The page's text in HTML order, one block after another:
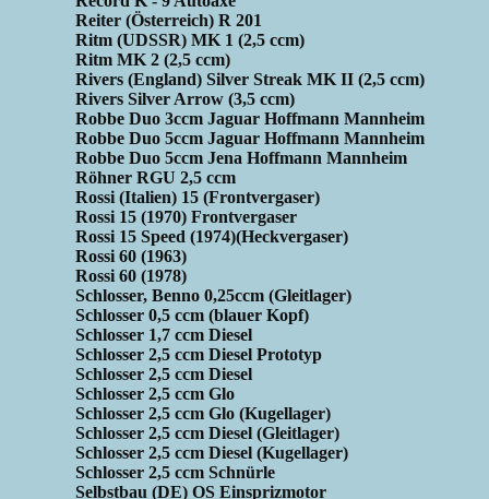
Reiter (Österreich) R 201
Ritm (UDSSR) MK 1 (2,5 ccm)
Ritm MK 2 (2,5 ccm)
Rivers (England) Silver Streak MK II (2,5 ccm)
Rivers Silver Arrow (3,5 ccm)
Robbe Duo 3ccm Jaguar Hoffmann Mannheim
Robbe Duo 5ccm Jaguar Hoffmann Mannheim
Robbe Duo 5ccm Jena Hoffmann Mannheim
Röhner RGU 2,5 ccm
Rossi (Italien) 15 (Frontvergaser)
Rossi 15 (1970) Frontvergaser
Rossi 15 Speed (1974)(Heckvergaser)
Rossi 60 (1963)
Rossi 60 (1978)
Schlosser, Benno 0,25ccm (Gleitlager)
Schlosser 0,5 ccm (blauer Kopf)
Schlosser 1,7 ccm Diesel
Schlosser 2,5 ccm Diesel Prototyp
Schlosser 2,5 ccm Diesel
Schlosser 2,5 ccm Glo
Schlosser 2,5 ccm Glo (Kugellager)
Schlosser 2,5 ccm Diesel (Gleitlager)
Schlosser 2,5 ccm Diesel (Kugellager)
Schlosser 2,5 ccm Schnürle
Selbstbau (DE) OS Einsprizmotor